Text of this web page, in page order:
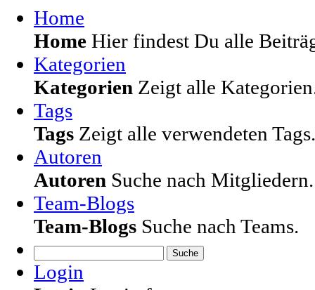
Home
Home Hier findest Du alle
Kategorien
Kategorien Zeigt alle
Tags
Tags Zeigt alle verwendeten Tags.
Autoren
Autoren Suche nach Mitgliedern.
Team-Blogs
Team-Blogs Suche nach Teams.
Suche
Login